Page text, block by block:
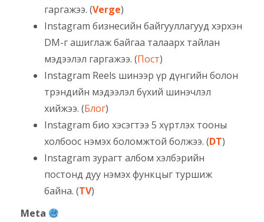
гаргажээ. (Verge)
Instagram бизнесийн байгууллагууд хэрхэн
DM-г ашиглаж байгаа талаарх тайлан
мэдээлэл гаргажээ. (Пост)
Instagram Reels шинээр үр дүнгийн болон
трэндийн мэдээлэл бүхий шинэчлэл
хийжээ. (Блог)
Instagram био хэсэгтээ 5 хүртлэх тооны
холбоос нэмэх боломжтой болжээ. (DT)
Instagram зурагт албом хэлбэрийн
постонд дуу нэмэх функцыг туршиж
байна. (TV)
Meta